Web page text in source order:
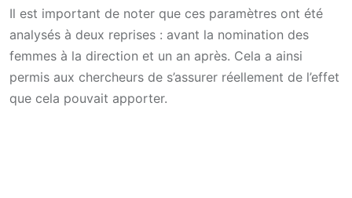
Il est important de noter que ces paramètres ont été
analysés à deux reprises : avant la nomination des
femmes à la direction et un an après. Cela a ainsi
permis aux chercheurs de s’assurer réellement de l’effet
que cela pouvait apporter.